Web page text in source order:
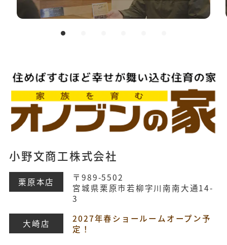
小野文商工株式会社
栗原本店
〒989-5502
宮城県栗原市若柳字川南南大通14-
3
大崎店
2027年春ショールームオープン予
定！